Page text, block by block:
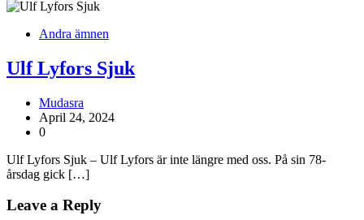
Andra ämnen
Ulf Lyfors Sjuk
Mudasra
April 24, 2024
0
Ulf Lyfors Sjuk – Ulf Lyfors är inte längre med oss. På sin 78-
årsdag gick […]
Leave a Reply